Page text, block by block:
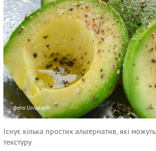
фото Unsplash
Існує кілька простих альтернатив, які
текстуру